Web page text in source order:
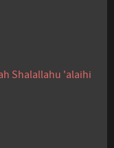
Shalallahu 'alaihi